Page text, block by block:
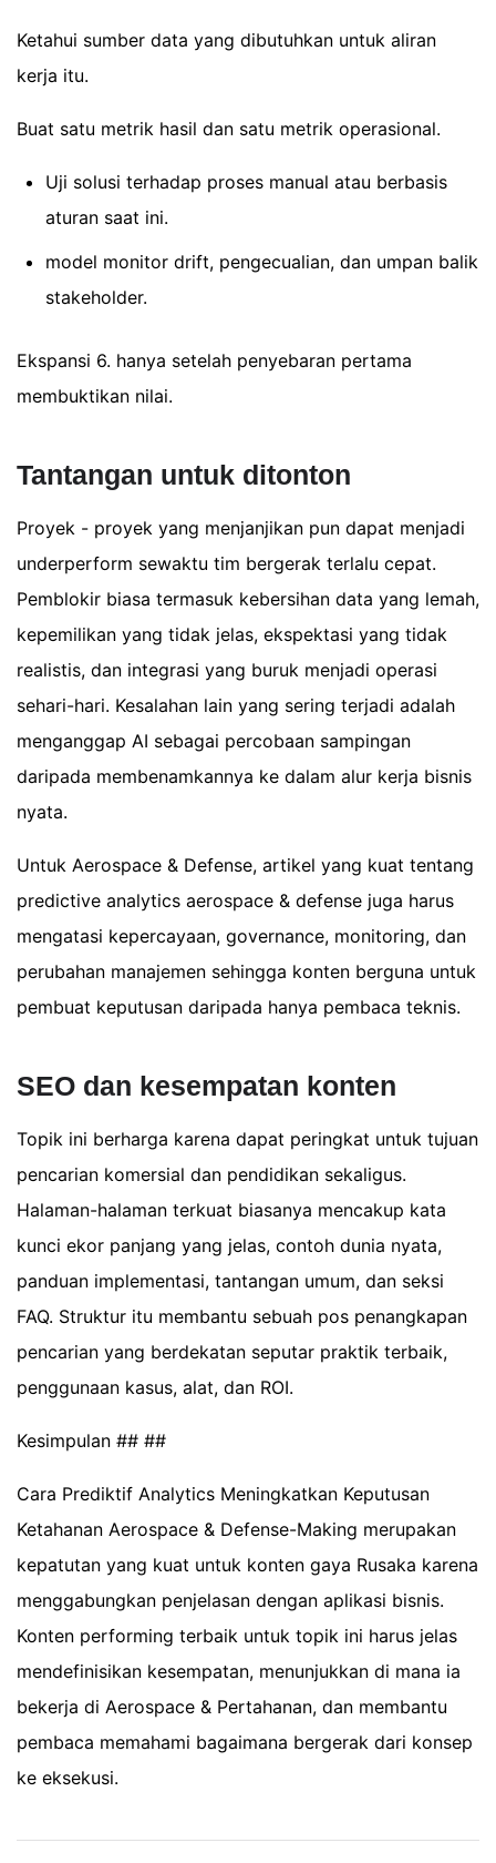
Ketahui sumber data yang dibutuhkan untuk aliran
kerja itu.
Buat satu metrik hasil dan satu metrik operasional.
Uji solusi terhadap proses manual atau berbasis
aturan saat ini.
model monitor drift, pengecualian, dan umpan balik
stakeholder.
Ekspansi 6. hanya setelah penyebaran pertama
membuktikan nilai.
Tantangan untuk ditonton
Proyek - proyek yang menjanjikan pun dapat menjadi
underperform sewaktu tim bergerak terlalu cepat.
Pemblokir biasa termasuk kebersihan data yang lemah,
kepemilikan yang tidak jelas, ekspektasi yang tidak
realistis, dan integrasi yang buruk menjadi operasi
sehari-hari. Kesalahan lain yang sering terjadi adalah
menganggap AI sebagai percobaan sampingan
daripada membenamkannya ke dalam alur kerja bisnis
nyata.
Untuk Aerospace & Defense, artikel yang kuat tentang
predictive analytics aerospace & defense juga harus
mengatasi kepercayaan, governance, monitoring, dan
perubahan manajemen sehingga konten berguna untuk
pembuat keputusan daripada hanya pembaca teknis.
SEO dan kesempatan konten
Topik ini berharga karena dapat peringkat untuk tujuan
pencarian komersial dan pendidikan sekaligus.
Halaman-halaman terkuat biasanya mencakup kata
kunci ekor panjang yang jelas, contoh dunia nyata,
panduan implementasi, tantangan umum, dan seksi
FAQ. Struktur itu membantu sebuah pos penangkapan
pencarian yang berdekatan seputar praktik terbaik,
penggunaan kasus, alat, dan ROI.
Kesimpulan ## ##
Cara Prediktif Analytics Meningkatkan Keputusan
Ketahanan Aerospace & Defense-Making merupakan
kepatutan yang kuat untuk konten gaya Rusaka karena
menggabungkan penjelasan dengan aplikasi bisnis.
Konten performing terbaik untuk topik ini harus jelas
mendefinisikan kesempatan, menunjukkan di mana ia
bekerja di Aerospace & Pertahanan, dan membantu
pembaca memahami bagaimana bergerak dari konsep
ke eksekusi.